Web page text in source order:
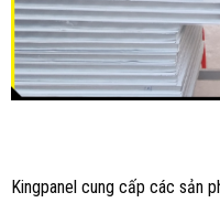
Kingpanel cung cấp các sản